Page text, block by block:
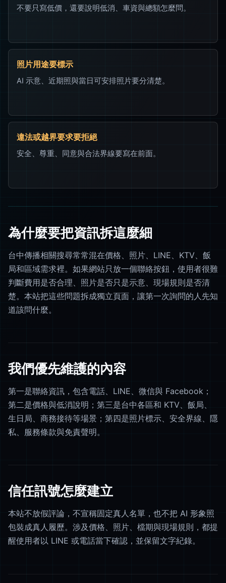
不要只寫低價，還要說明低消、車資與總額怎麼問。
照片用途要標示
AI 示意、近期照與當日可安排照片要分清楚。
違法或越界要求要拒絕
安全、尊重、同意與合法界線要寫在前面。
為什麼要把資訊拆這麼細
台中傳播相關搜尋常常混在價格、照片、LINE、KTV、飯
局和區域需求裡。如果網站只放一個聯絡按鈕，使用者很難
判斷費用是否合理、照片是否只是示意、現場規則是否清
楚。本站把這些問題拆成獨立頁面，讓第一次詢問的人先知
道該問什麼。
我們優先維護的內容
第一是聯絡資訊，包含電話、LINE、微信與 Facebook；
第二是價格與低消說明；第三是台中各區和 KTV、飯局、
生日局、商務接待等場景；第四是照片標示、安全界線、隱
私、服務條款與免責聲明。
信任訊號怎麼建立
本站不放假評論，不宣稱固定真人名單，也不把 AI 形象照
包裝成真人履歷。涉及價格、照片、檔期與現場規則，都提
醒使用者以 LINE 或電話當下確認，並保留文字紀錄。